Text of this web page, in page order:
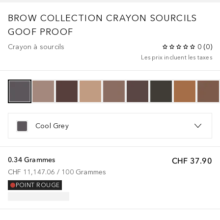
BROW COLLECTION CRAYON SOURCILS
GOOF PROOF
Crayon à sourcils 0 (0)
Les prix incluent les taxes
Cool Grey
CHF 37.90
0.34 Grammes
CHF 11,147.06 / 100 Grammes
POINT ROUGE